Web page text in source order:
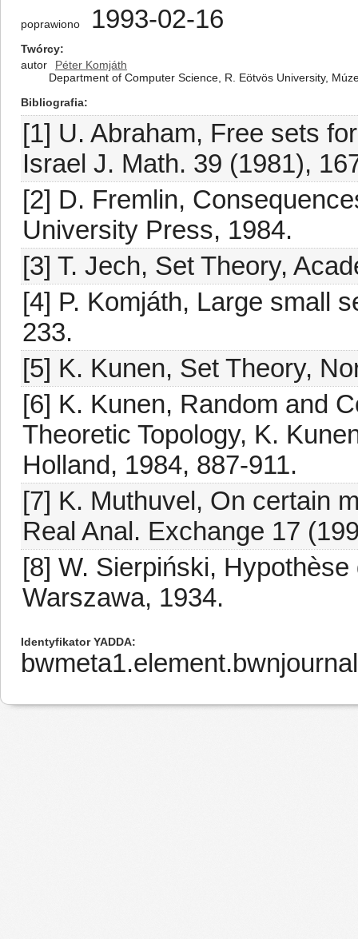
poprawiono 1993-02-16
Twórcy
autor
Péter Komjáth
Department of Computer Science, R. Eötvös University,
Bibliografia
[1] U. Abraham, Free sets
Israel J. Math. 39 (1981),
[2] D. Fremlin,
University Press, 1984.
[3] T. Jech, Set Theory,
[4] P. Komjáth, Large small
233.
[5] K. Kunen, Set Theory,
[6] K. Kunen, Random and
Theoretic Topology, K.
Holland, 1984, 887-911.
[7] K. Muthuvel, On certain
Real Anal. Exchange 17
[8] W. Sierpiński,
Warszawa, 1934.
Identyfikator YADDA